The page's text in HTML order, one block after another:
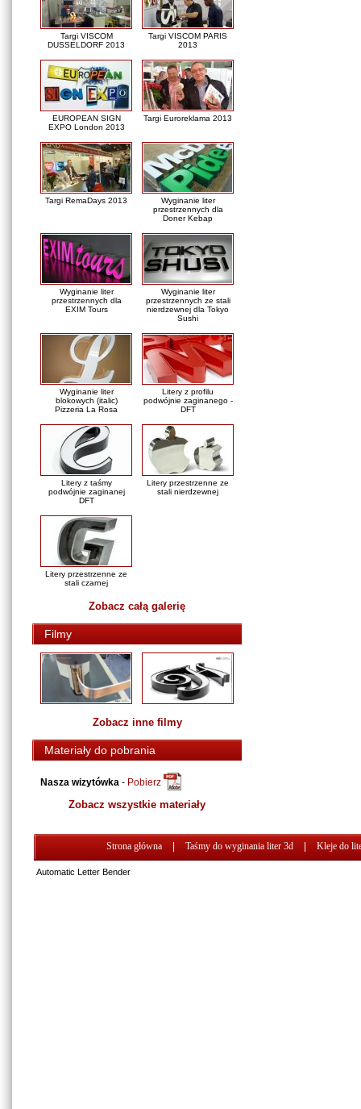
Targi VISCOM
DUSSELDORF 2013
Targi VISCOM PARIS
2013
EUROPEAN SIGN
EXPO London 2013
Targi Euroreklama 2013
Targi RemaDays 2013
Wyginanie liter
przestrzennych dla
Doner Kebap
Wyginanie liter
przestrzennych dla
EXIM Tours
Wyginanie liter
przestrzennych ze stali
nierdzewnej dla Tokyo
Sushi
Wyginanie liter
blokowych (italic)
Pizzeria La Rosa
Litery z profilu
podwójnie zaginanego -
DFT
Litery z taśmy
podwójnie zaginanej
DFT
Litery przestrzenne ze
stali nierdzewnej
Litery przestrzenne ze
stali czarnej
Zobacz całą galerię
Filmy
Zobacz inne filmy
Materiały do pobrania
Nasza wizytówka - Pobierz
Zobacz wszystkie materiały
Strona główna Taśmy do wyginania liter 3d Kleje do
Automatic Letter Bender